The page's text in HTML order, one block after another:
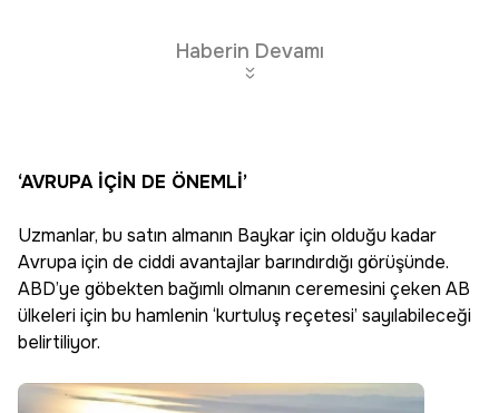
Haberin Devamı
‘AVRUPA İÇİN DE ÖNEMLİ’
Uzmanlar, bu satın almanın Baykar için olduğu kadar
Avrupa için de ciddi avantajlar barındırdığı görüşünde.
ABD’ye göbekten bağımlı olmanın ceremesini çeken AB
ülkeleri için bu hamlenin ‘kurtuluş reçetesi’ sayılabileceği
belirtiliyor.